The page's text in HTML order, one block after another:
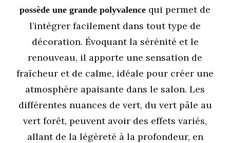
possède une grande polyvalence qui permet de
l’intégrer facilement dans tout type de
décoration. Évoquant la sérénité et le
renouveau, il apporte une sensation de
fraîcheur et de calme, idéale pour créer une
atmosphère apaisante dans le salon. Les
différentes nuances de vert, du vert pâle au
vert forêt, peuvent avoir des effets variés,
allant de la légèreté à la profondeur, en